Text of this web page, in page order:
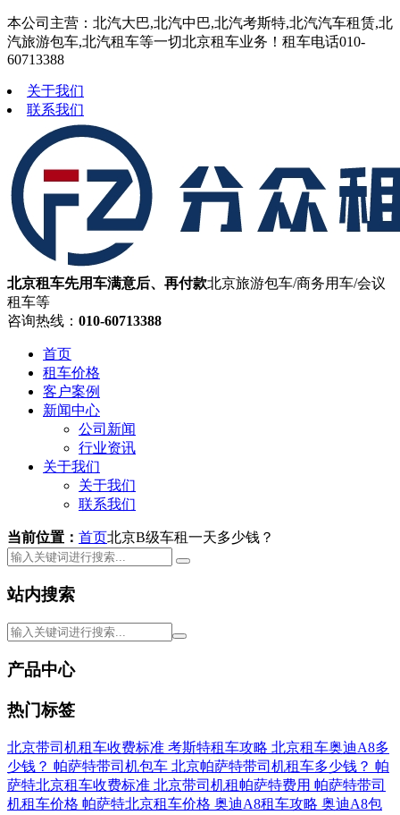
本公司主营：北汽大巴,北汽中巴,北汽考斯特,北汽汽车租赁,北
汽旅游包车,北汽租车等一切北京租车业务！租车电话010-
60713388
关于我们
联系我们
北京租车先用车满意后、再付款北京旅游包车/商务用车/会议
租车等
咨询热线： 010-60713388
首页
租车价格
客户案例
新闻中心
公司新闻
行业资讯
关于我们
关于我们
联系我们
当前位置： 首页北京B级车租一天多少钱？
站内搜索
产品中心
热门标签
北京带司机租车收费标准 考斯特租车攻略 北京租车奥迪A8多
少钱？ 帕萨特带司机包车 北京帕萨特带司机租车多少钱？ 帕
萨特北京租车收费标准 北京带司机租帕萨特费用 帕萨特带司
机租车价格 帕萨特北京租车价格 奥迪A8租车攻略 奥迪A8包